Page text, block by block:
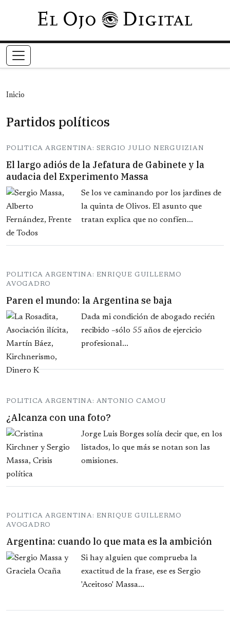
Pasar al contenido principal
Inicio
Partidos políticos
POLITICA ARGENTINA: SERGIO JULIO NERGUIZIAN
El largo adiós de la Jefatura de Gabinete y la
audacia del Experimento Massa
Se los ve caminando por los jardines de
la quinta de Olivos. El asunto que
tratan explica que no confíen...
POLITICA ARGENTINA: ENRIQUE GUILLERMO
AVOGADRO
Paren el mundo: la Argentina se baja
Dada mi condición de abogado recién
recibido –sólo 55 años de ejercicio
profesional...
POLITICA ARGENTINA: ANTONIO CAMOU
¿Alcanza con una foto?
Jorge Luis Borges solía decir que, en los
listados, lo que más se notan son las
omisiones.
POLITICA ARGENTINA: ENRIQUE GUILLERMO
AVOGADRO
Argentina: cuando lo que mata es la ambición
Si hay alguien que comprueba la
exactitud de la frase, ese es Sergio
'Aceitoso' Massa...